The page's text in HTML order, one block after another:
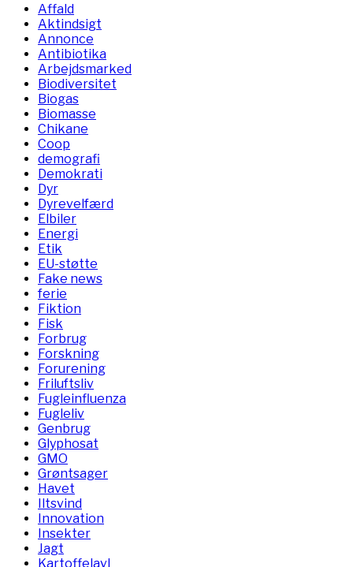
Affald
Aktindsigt
Annonce
Antibiotika
Arbejdsmarked
Biodiversitet
Biogas
Biomasse
Chikane
Coop
demografi
Demokrati
Dyr
Dyrevelfærd
Elbiler
Energi
Etik
EU-støtte
Fake news
ferie
Fiktion
Fisk
Forbrug
Forskning
Forurening
Friluftsliv
Fugleinfluenza
Fugleliv
Genbrug
Glyphosat
GMO
Grøntsager
Havet
Iltsvind
Innovation
Insekter
Jagt
Kartoffelavl